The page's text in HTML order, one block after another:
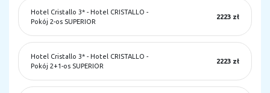
Hotel Cristallo 3* - Hotel CRISTALLO -
Pokój 2-os SUPERIOR
2223 zł
Hotel Cristallo 3* - Hotel CRISTALLO -
Pokój 2+1-os SUPERIOR
2223 zł